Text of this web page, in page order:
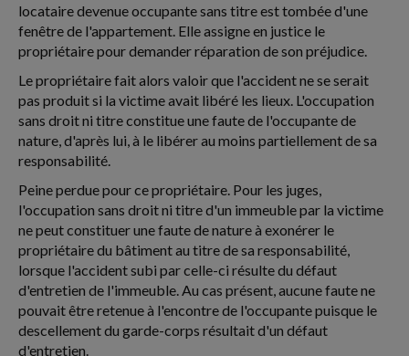
locataire devenue occupante sans titre est tombée d'une
fenêtre de l'appartement. Elle assigne en justice le
propriétaire pour demander réparation de son préjudice.
Le propriétaire fait alors valoir que l'accident ne se serait
pas produit si la victime avait libéré les lieux. L'occupation
sans droit ni titre constitue une faute de l'occupante de
nature, d'après lui, à le libérer au moins partiellement de sa
responsabilité.
Peine perdue pour ce propriétaire. Pour les juges,
l'occupation sans droit ni titre d'un immeuble par la victime
ne peut constituer une faute de nature à exonérer le
propriétaire du bâtiment au titre de sa responsabilité,
lorsque l'accident subi par celle-ci résulte du défaut
d'entretien de l'immeuble. Au cas présent, aucune faute ne
pouvait être retenue à l'encontre de l'occupante puisque le
descellement du garde-corps résultait d'un défaut
d'entretien.